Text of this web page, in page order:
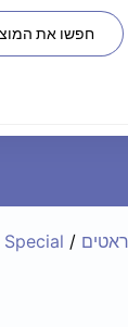
/
Special